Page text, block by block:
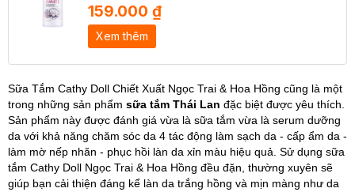
159.000 ₫
Xem thêm
Sữa Tắm Cathy Doll Chiết Xuất Ngọc Trai & Hoa Hồng cũng là một
trong những sản phẩm sữa tắm Thái Lan đặc biệt được yêu thích.
Sản phẩm này được đánh giá vừa là sữa tắm vừa là serum dưỡng
da với khả năng chăm sóc da 4 tác động làm sạch da - cấp ẩm da -
làm mờ nếp nhăn - phục hồi làn da xỉn màu hiệu quả. Sử dụng sữa
tắm Cathy Doll Ngọc Trai & Hoa Hồng đều đặn, thường xuyên sẽ
giúp bạn cải thiện đáng kể làn da trắng hồng và mịn màng như da